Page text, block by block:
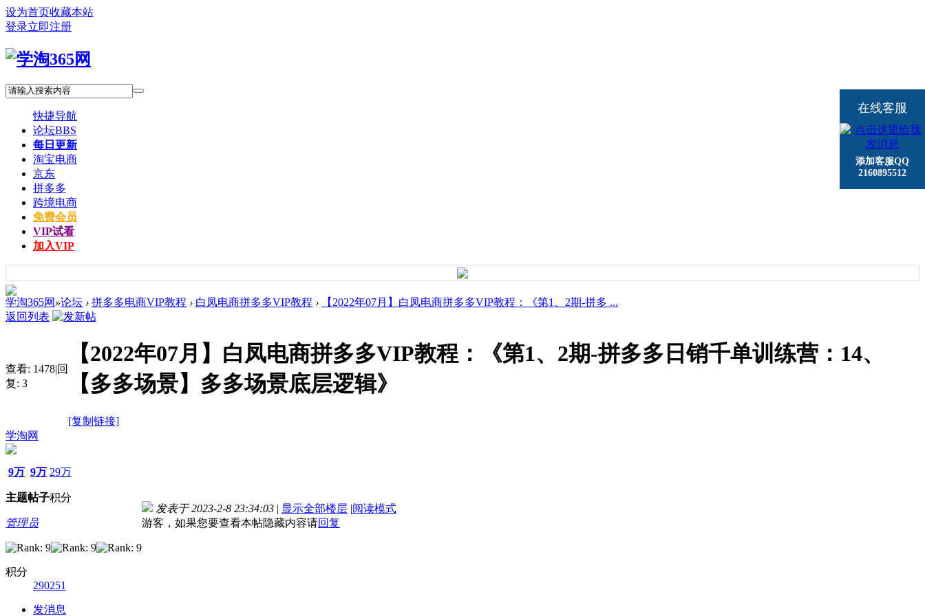
设为首页收藏本站
登录立即注册
快捷导航
论坛BBS
每日更新
淘宝电商
京东
拼多多
跨境电商
免费会员
VIP试看
加入VIP
学淘365网 »论坛 › 拼多多电商VIP教程 › 白凤电商拼多多VIP教程 ›
【2022年07月】白凤电商拼多多VIP教程：《第1、2期-拼多 ...
返回列表
查看: 1478|回
复: 3
【2022年07月】白凤电商拼多多VIP教程：《第1、2期-拼多多日销千单训练营：14、
【多多场景】多多场景底层逻辑》
[复制链接]
学淘网
9万
主题
9万
帖子
29万
积分
管理员
积分
290251
发消息
发表于 2023-2-8 23:34:03 | 显示全部楼层 |阅读模式
游客，如果您要查看本帖隐藏内容请回复
在线客服
添加客服QQ
2160895512